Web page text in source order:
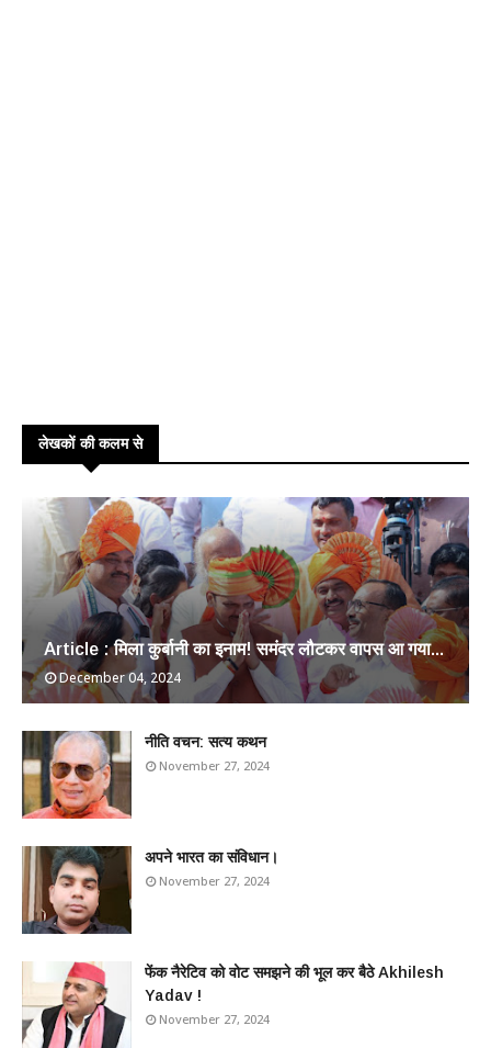
लेखकों की कलम से
Article : मिला कुर्बानी का इनाम! समंदर लौटकर वापस आ गया...
December 04, 2024
​नीति वचन: सत्य कथन
November 27, 2024
अपने भारत का संविधान।
November 27, 2024
फेंक नैरेटिव को वोट समझने की भूल कर बैठे Akhilesh
Yadav !
November 27, 2024